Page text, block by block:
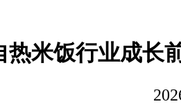
热米饭行业成长